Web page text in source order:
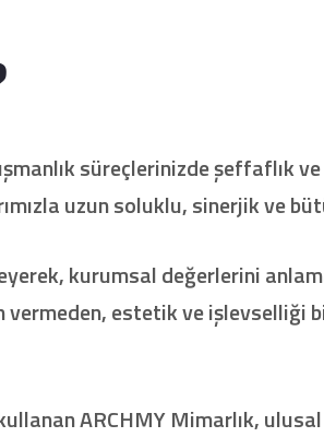
süreçlerinizde şeffaflık
uzun soluklu, sinerjik ve
kurumsal değerlerini
estetik ve
ARCHMY Mimarlık,